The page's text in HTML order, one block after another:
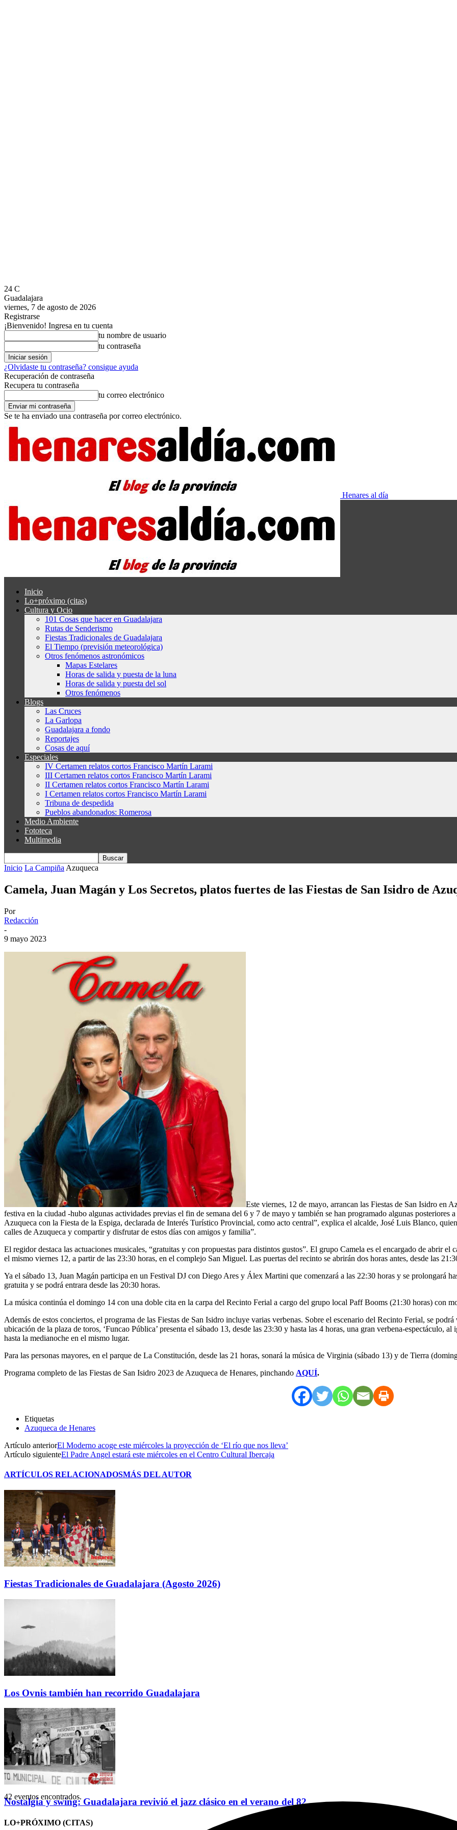
24 C
Guadalajara
viernes, 7 de agosto de 2026
Registrarse
¡Bienvenido! Ingresa en tu cuenta
tu nombre de usuario
tu contraseña
¿Olvidaste tu contraseña? consigue ayuda
Recuperación de contraseña
Recupera tu contraseña
tu correo electrónico
Se te ha enviado una contraseña por correo electrónico.
Henares al día
Inicio
Lo+próximo (citas)
Cultura y Ocio
101 Cosas que hacer en Guadalajara
Rutas de Senderismo
Fiestas Tradicionales de Guadalajara
El Tiempo (previsión meteorológica)
Otros fenómenos astronómicos
Mapas Estelares
Horas de salida y puesta de la luna
Horas de salida y puesta del sol
Otros fenómenos
Blogs
Las Cruces
La Garlopa
Guadalajara a fondo
Reportajes
Cosas de aquí
Especiales
IV Certamen relatos cortos Francisco Martín Larami
III Certamen relatos cortos Francisco Martín Larami
II Certamen relatos cortos Francisco Martín Larami
I Certamen relatos cortos Francisco Martín Larami
Tribuna de despedida
Pueblos abandonados: Romerosa
Medio Ambiente
Fototeca
Multimedia
Inicio La Campiña Azuqueca
Camela, Juan Magán y Los Secretos, platos fuertes de las Fiestas de San Isidro de
Por
Redacción
-
9 mayo 2023
Este viernes, 12 de mayo, arrancan las Fiestas de San Isidro en
festiva en la ciudad -hubo algunas actividades previas el fin de semana del 6 y 7 de mayo y también se han programado algunas posteriores
Azuqueca con la Fiesta de la Espiga, declarada de Interés Turístico Provincial, como acto central”, explica el alcalde, José Luis Blanco,
calles de Azuqueca y compartir y disfrutar de estos días con amigos y familia”.
El regidor destaca las actuaciones musicales, “gratuitas y con propuestas para distintos gustos”. El grupo Camela es el encargado de abrir el
el mismo viernes 12, a partir de las 23:30 horas, en el complejo San Miguel. Las puertas del recinto se abrirán dos horas antes, desde las
Ya el sábado 13, Juan Magán participa en un Festival DJ con Diego Ares y Álex Martini que comenzará a las 22:30 horas y se prolongará
gratuita y se podrá entrara desde las 20:30 horas.
La música continúa el domingo 14 con una doble cita en la carpa del Recinto Ferial a cargo del grupo local Paff Booms (21:30 horas) con
Además de estos conciertos, el programa de las Fiestas de San Isidro incluye varias verbenas. Sobre el escenario del Recinto Ferial, se
ubicación de la plaza de toros, ‘Funcao Pública’ presenta el sábado 13, desde las 23:30 y hasta las 4 horas, una gran verbena-espectáculo,
hasta la medianoche en el mismo lugar.
Para las personas mayores, en el parque de La Constitución, desde las 21 horas, sonará la música de Virginia (sábado 13) y de Tierra
Programa completo de las Fiestas de San Isidro 2023 de Azuqueca de Henares, pinchando AQUÍ.
Etiquetas
Azuqueca de Henares
Artículo anteriorEl Moderno acoge este miércoles la proyección de ‘El río que nos lleva’
Artículo siguienteEl Padre Angel estará este miércoles en el Centro Cultural Ibercaja
ARTÍCULOS RELACIONADOSMÁS DEL AUTOR
Fiestas Tradicionales de Guadalajara (Agosto 2026)
Los Ovnis también han recorrido Guadalajara
Nostalgia y swing: Guadalajara revivió el jazz clásico en el verano del 82
LO+PRÓXIMO (CITAS)
42 eventos encontrados.